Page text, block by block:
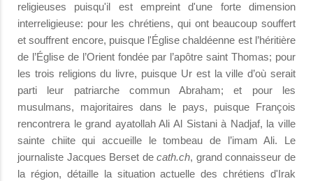
religieuses puisqu'il est empreint d'une forte dimension
interreligieuse: pour les chrétiens, qui ont beaucoup souffert
et souffrent encore, puisque l'Église chaldéenne est l’héritière
de l’Église de l’Orient fondée par l’apôtre saint Thomas; pour
les trois religions du livre, puisque Ur est la ville d’où serait
parti leur patriarche commun Abraham; et pour les
musulmans, majoritaires dans le pays, puisque François
rencontrera le grand ayatollah Ali Al Sistani à Nadjaf, la ville
sainte chiite qui accueille le tombeau de l’imam Ali. Le
journaliste Jacques Berset decath.ch, grand connaisseur de
la région, détaille la situation actuelle des chrétiens d'Irak